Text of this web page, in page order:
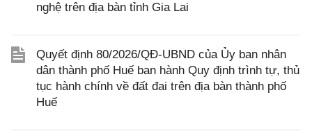
nghệ trên địa bàn tỉnh Gia Lai
Quyết định 80/2026/QĐ-UBND của Ủy ban nhân
dân thành phố Huế ban hành Quy định trình tự, thủ
tục hành chính về đất đai trên địa bàn thành phố
Huế